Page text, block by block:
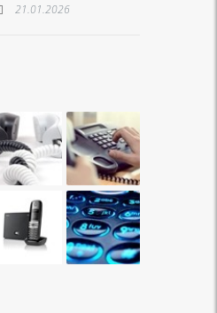
21.01.2026